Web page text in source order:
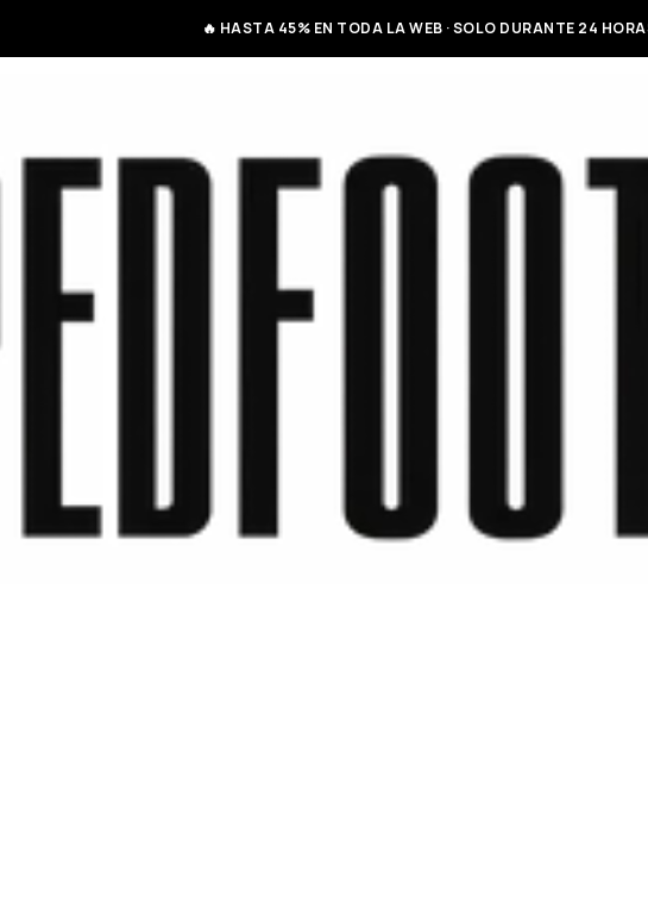
🔥 HASTA 45% EN TODA LA WEB · SOLO DURANTE 24